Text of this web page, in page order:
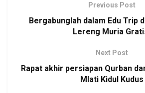
Previous Post
Bergabunglah dalam Edu Trip
Lereng Muria
Next Post
Rapat akhir persiapan Qurban
Mlati Kidul Kudus